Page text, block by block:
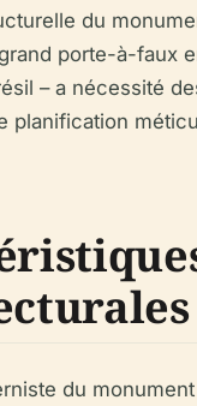
du
porte-à-faux
– a nécessité
planification
du